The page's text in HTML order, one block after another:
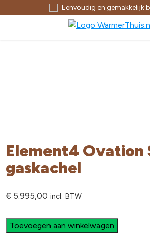
Eenvoudig en gemakkelijk
Element4 Ovation
gaskachel
€ 5.995,00 incl. BTW
Toevoegen aan winkelwagen